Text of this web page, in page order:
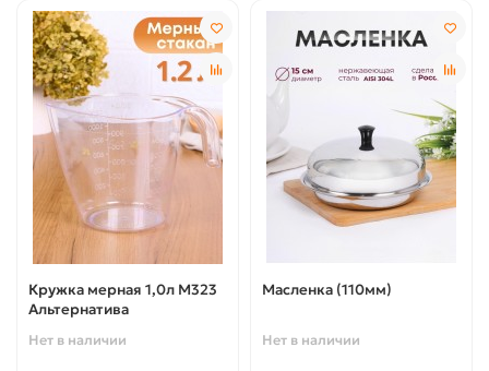
Кружка мерная 1,0л М323
Альтернатива
Нет в наличии
Масленка (110мм)
Нет в наличии